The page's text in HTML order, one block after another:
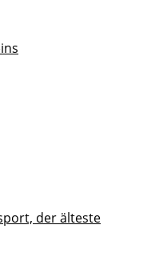
der älteste